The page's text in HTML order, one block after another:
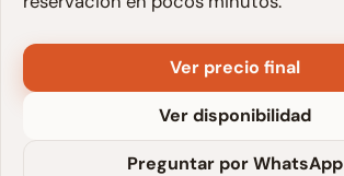
Ver precio final
Ver disponibilidad
Preguntar por WhatsApp